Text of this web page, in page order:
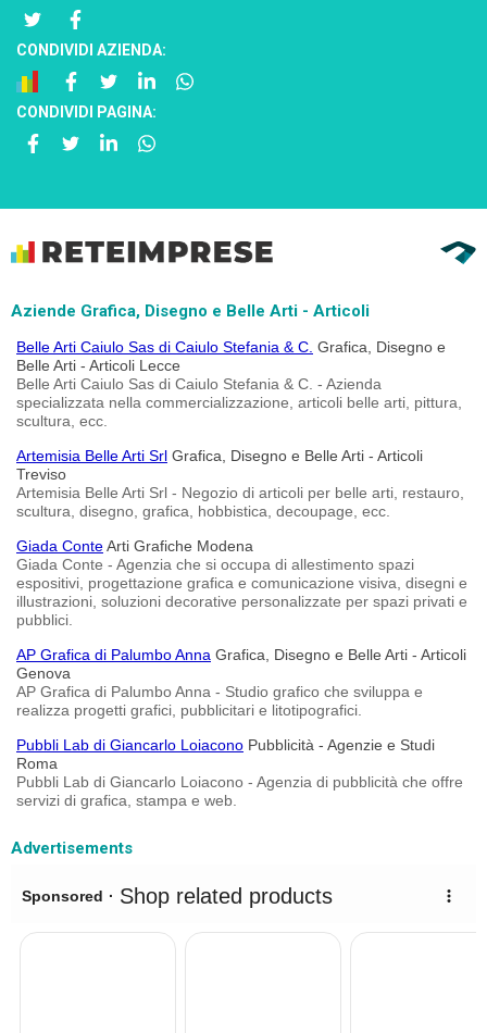
CONDIVIDI AZIENDA:
CONDIVIDI PAGINA:
Aziende Grafica, Disegno e Belle Arti - Articoli
Belle Arti Caiulo Sas di Caiulo Stefania & C. Grafica, Disegno e
Belle Arti - Articoli Lecce
Belle Arti Caiulo Sas di Caiulo Stefania & C. - Azienda
specializzata nella commercializzazione, articoli belle arti, pittura,
scultura, ecc.
Artemisia Belle Arti Srl Grafica, Disegno e Belle Arti - Articoli
Treviso
Artemisia Belle Arti Srl - Negozio di articoli per belle arti, restauro,
scultura, disegno, grafica, hobbistica, decoupage, ecc.
Giada ConteArti Grafiche Modena
Giada Conte - Agenzia che si occupa di allestimento spazi
espositivi, progettazione grafica e comunicazione visiva, disegni e
illustrazioni, soluzioni decorative personalizzate per spazi privati e
pubblici.
AP Grafica di Palumbo Anna Grafica, Disegno e Belle Arti - Articoli
Genova
AP Grafica di Palumbo Anna - Studio grafico che sviluppa e
realizza progetti grafici, pubblicitari e litotipografici.
Pubbli Lab di Giancarlo Loiacono Pubblicità - Agenzie e Studi
Roma
Pubbli Lab di Giancarlo Loiacono - Agenzia di pubblicità che offre
servizi di grafica, stampa e web.
Advertisements